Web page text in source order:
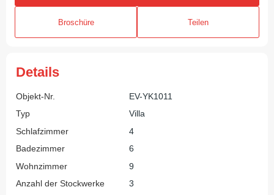
Broschüre Teilen
Details
Objekt-Nr.
EV-YK1011
Typ
Villa
Schlafzimmer
4
Badezimmer
6
Wohnzimmer
9
Anzahl der Stockwerke
3